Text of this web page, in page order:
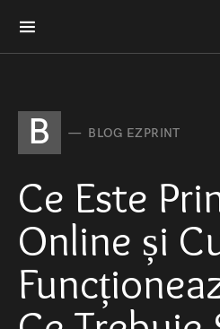
B BLOG EZPRINT
Ce Este
Online și